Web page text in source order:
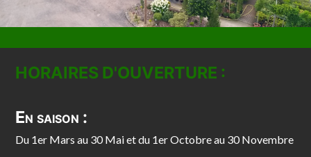
HORAIRES D'OUVERTURE :
En saison :
Du 1er Mars au 30 Mai et du 1er Octobre au 30 Novembre